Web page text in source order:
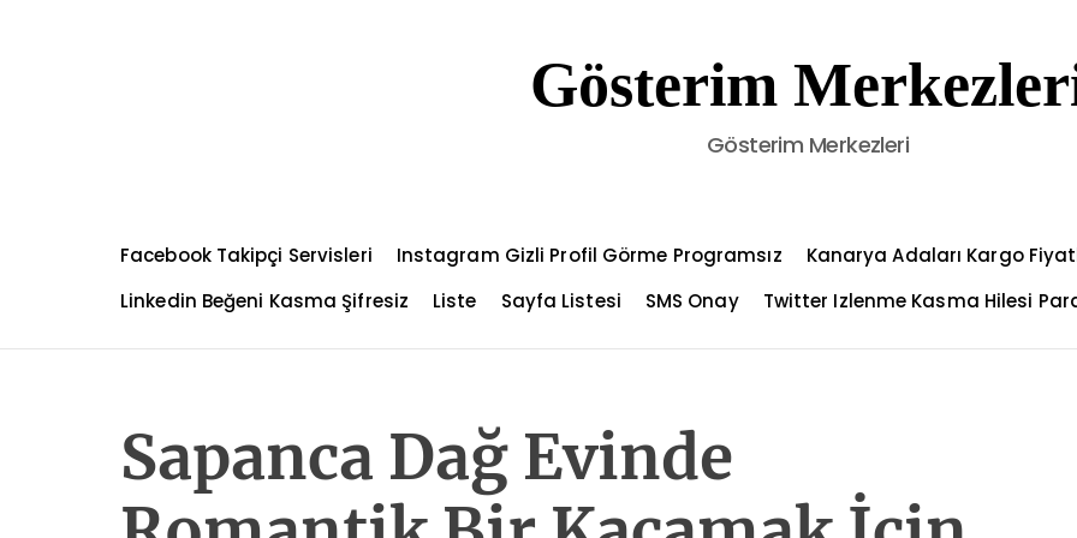
t
Gösterim
Gösterim Merkezleri
Facebook Takipçi Servisleri Instagram Gizli Profil Görme Programsız
Kanarya Adaları Kargo
Linkedin Beğeni Kasma Şifresiz
Liste Sayfa Listesi SMS Onay Twitter Izlenme Kasma Hilesi
Sapanca Dağ Evinde